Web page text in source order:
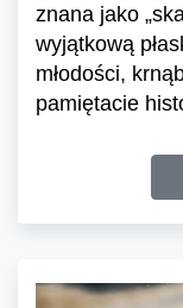
znana jako
wyjątkową
młodości,
pamiętacie